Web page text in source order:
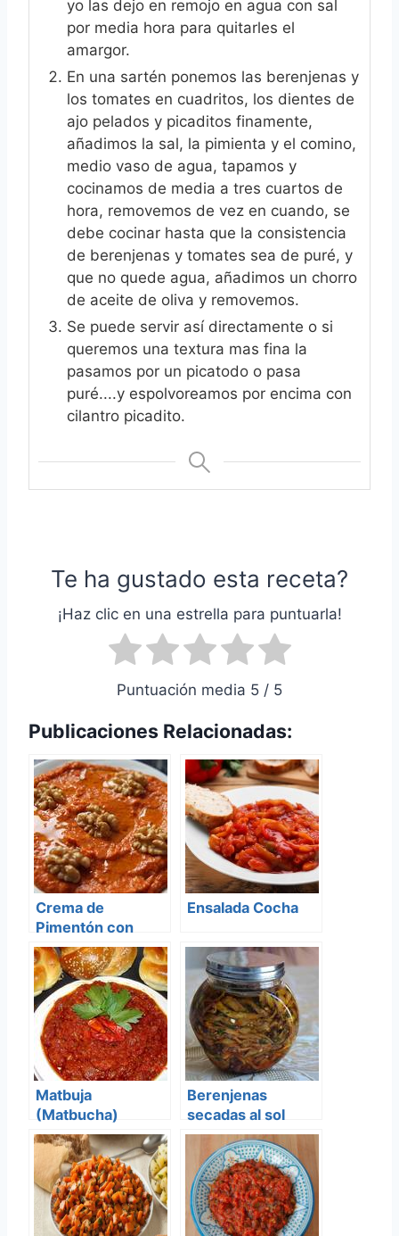
yo las dejo en remojo en agua con sal
por media hora para quitarles el
amargor.
En una sartén ponemos las berenjenas y
los tomates en cuadritos, los dientes de
ajo pelados y picaditos finamente,
añadimos la sal, la pimienta y el comino,
medio vaso de agua, tapamos y
cocinamos de media a tres cuartos de
hora, removemos de vez en cuando, se
debe cocinar hasta que la consistencia
de berenjenas y tomates sea de puré, y
que no quede agua, añadimos un chorro
de aceite de oliva y removemos.
Se puede servir así directamente o si
queremos una textura mas fina la
pasamos por un picatodo o pasa
puré....y espolvoreamos por encima con
cilantro picadito.
Te ha gustado esta receta?
¡Haz clic en una estrella para puntuarla!
Puntuación media 5 / 5
Publicaciones Relacionadas:
Crema de
Pimentón con
Nueces
Ensalada Cocha
Matbuja
(Matbucha)
Berenjenas
secadas al sol